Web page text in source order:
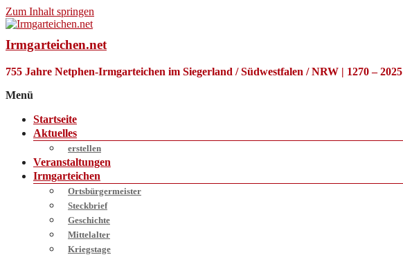
Zum Inhalt springen
Irmgarteichen.net
755 Jahre Netphen-Irmgarteichen im Siegerland / Südwestfalen / NRW | 1270 – 2025
Menü
Startseite
Aktuelles
erstellen
Veranstaltungen
Irmgarteichen
Ortsbürgermeister
Steckbrief
Geschichte
Mittelalter
Kriegstage